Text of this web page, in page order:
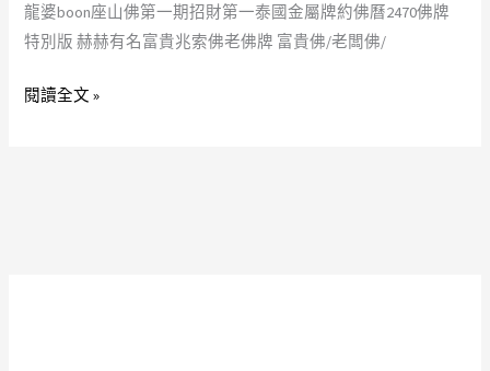
請
2472
皇
佛
龍婆boon座山佛第一期招財第一泰國金屬牌約佛曆2470佛牌
特別版 赫赫有名富貴兆索佛老佛牌 富貴佛/老闆佛/
一
泰
金
閱讀全文 »